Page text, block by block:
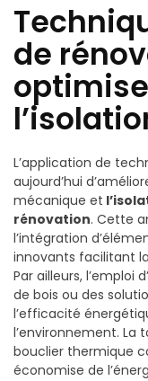
de
L’application de
aujourd’hui
mécanique et
rénovation. Cette
l’intégration
innovants facilitant
Par ailleurs, l’emploi
de bois ou des
l’efficacité
l’environnement. La
bouclier thermique
économise de